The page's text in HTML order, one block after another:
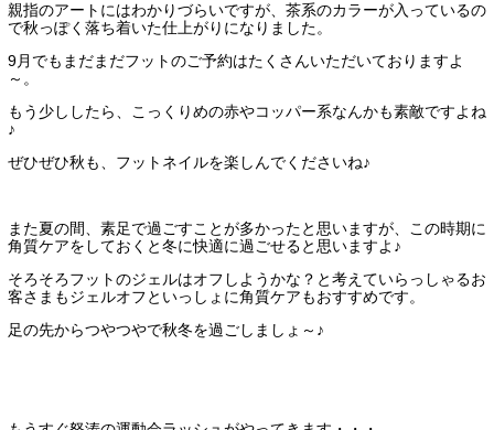
親指のアートにはわかりづらいですが、茶系のカラーが入っているの
で秋っぽく落ち着いた仕上がりになりました。
9月でもまだまだフットのご予約はたくさんいただいておりますよ
～。
もう少ししたら、こっくりめの赤やコッパー系なんかも素敵ですよね
♪
ぜひぜひ秋も、フットネイルを楽しんでくださいね♪
また夏の間、素足で過ごすことが多かったと思いますが、この時期に
角質ケアをしておくと冬に快適に過ごせると思いますよ♪
そろそろフットのジェルはオフしようかな？と考えていらっしゃるお
客さまもジェルオフといっしょに角質ケアもおすすめです。
足の先からつやつやで秋冬を過ごしましょ～♪